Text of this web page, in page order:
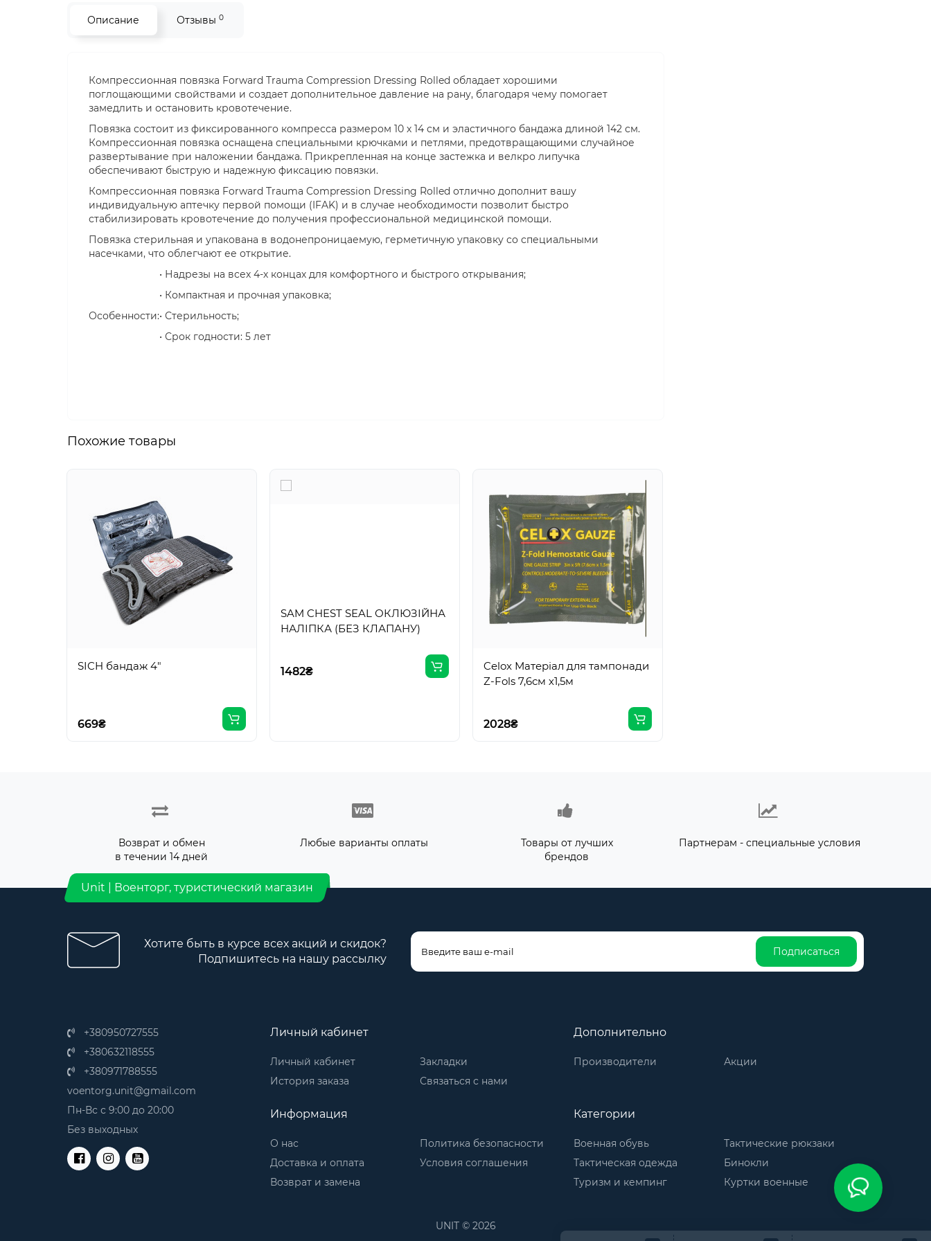
Описание Отзывы 0
Компрессионная повязка Forward Trauma Compression Dressing Rolled обладает хорошими
поглощающими свойствами и создает дополнительное давление на рану, благодаря чему помогает
замедлить и остановить кровотечение.
Повязка состоит из фиксированного компресса размером 10 х 14 см и эластичного бандажа длиной 142 см.
Компрессионная повязка оснащена специальными крючками и петлями, предотвращающими случайное
развертывание при наложении бандажа. Прикрепленная на конце застежка и велкро липучка
обеспечивают быструю и надежную фиксацию повязки.
Компрессионная повязка Forward Trauma Compression Dressing Rolled отлично дополнит вашу
индивидуальную аптечку первой помощи (IFAK) и в случае необходимости позволит быстро
стабилизировать кровотечение до получения профессиональной медицинской помощи.
Повязка стерильная и упакована в водонепроницаемую, герметичную упаковку со специальными
насечками, что облегчают ее открытие.
Особенности:
• Надрезы на всех 4-х концах для комфортного и быстрого открывания;
• Компактная и прочная упаковка;
• Стерильность;
• Срок годности: 5 лет
Похожие товары
SICH бандаж 4"
669₴
SAM CHEST SEAL ОКЛЮЗІЙНА
НАЛІПКА (БЕЗ КЛАПАНУ)
1482₴
Celox Матеріал для тампонади
Z-Fols 7,6см х1,5м
2028₴
Возврат и обмен
в течении 14 дней
Любые варианты оплаты
Товары от лучших
брендов
Партнерам - специальные условия
Unit | Военторг, туристический магазин
Хотите быть в курсе всех акций и скидок?
Подпишитесь на нашу рассылку
Подписаться
+380950727555
+380632118555
+380971788555
voentorg.unit@gmail.com
Пн-Вс с 9:00 до 20:00
Без выходных
Личный кабинет
Личный кабинет
История заказа
Закладки
Связаться с нами
Дополнительно
Производители Акции
Информация
О нас
Доставка и оплата
Возврат и замена
Политика безопасности
Условия соглашения
Категории
Военная обувь
Тактическая одежда
Туризм и кемпинг
Тактические рюкзаки
Бинокли
Куртки военные
UNIT © 2026